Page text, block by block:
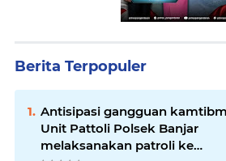
Berita Terpopuler
Antisipasi gangguan
Unit Pattoli Polsek Banjar
melaksanakan patroli ke